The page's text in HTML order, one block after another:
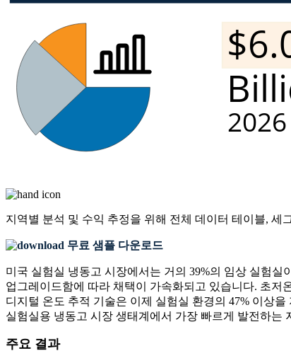
지역별 분석 및 수익 추정을 위해 전체 데이터 테이블, 세
무료 샘플 다운로드
미국 실험실 냉동고 시장에서는 거의 39%의 임상 실험
업그레이드함에 따라 채택이 가속화되고 있습니다. 초저
디지털 온도 추적 기술은 이제 실험실 환경의 47% 이상
실험실용 냉동고 시장 생태계에서 가장 빠르게 발전하는
주요 결과